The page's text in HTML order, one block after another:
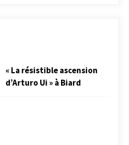
« La résistible ascension
d’Arturo Ui » à Biard